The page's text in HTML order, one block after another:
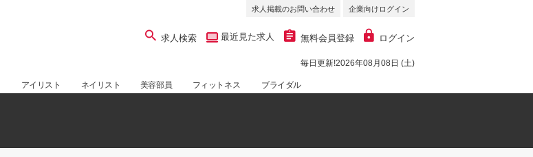
求人掲載のお問い合わせ 企業向けログイン
求人検索 最近見た求人 無料会員登録 ログイン
毎日更新!2026年08月08日 (土)
アイリスト ネイリスト 美容部員 フィットネス ブライダル